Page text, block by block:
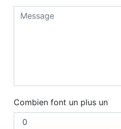
Combien font un plus un